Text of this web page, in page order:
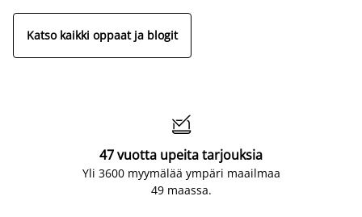
Katso kaikki oppaat ja blogit

47 vuotta upeita tarjouksia
Yli 3600 myymälää ympäri maailmaa
49 maassa.